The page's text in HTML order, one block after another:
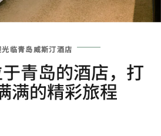
光临青岛威斯汀酒店
青岛的酒店，打
满的精彩旅程